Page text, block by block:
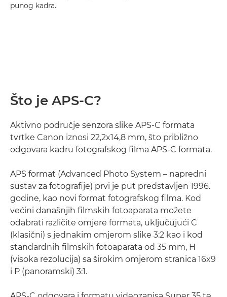
punog kadra.
Što je APS-C?
Aktivno područje senzora slike APS-C formata
tvrtke Canon iznosi 22,2x14,8 mm, što približno
odgovara kadru fotografskog filma APS-C formata.
APS format (Advanced Photo System – napredni
sustav za fotografije) prvi je put predstavljen 1996.
godine, kao novi format fotografskog filma. Kod
većini današnjih filmskih fotoaparata možete
odabrati različite omjere formata, uključujući C
(klasični) s jednakim omjerom slike 3:2 kao i kod
standardnih filmskih fotoaparata od 35 mm, H
(visoka rezolucija) sa širokim omjerom stranica 16x9
i P (panoramski) 3:1.